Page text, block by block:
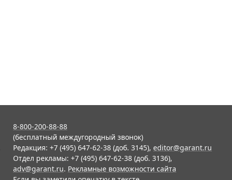
8-800-200-88-88
(бесплатный междугородный звонок)
Редакция: +7 (495) 647-62-38 (доб. 3145), editor@garant.ru
Отдел рекламы: +7 (495) 647-62-38 (доб. 3136),
adv@garant.ru. Рекламные возможности сайта